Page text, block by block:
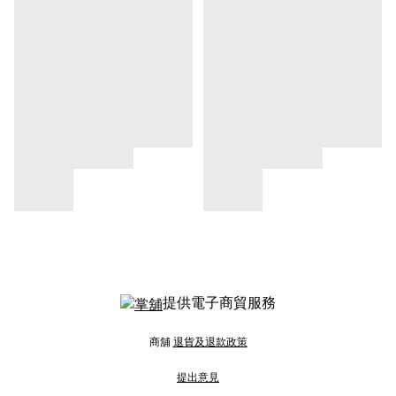
提供電子商貿服務
商舖 退貨及退款政策
提出意見